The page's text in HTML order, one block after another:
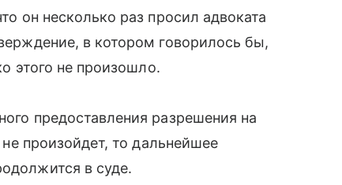
он несколько раз просил адвоката
в котором говорилось бы,
этого не произошло.
предоставления разрешения на
произойдет, то дальнейшее
в суде.